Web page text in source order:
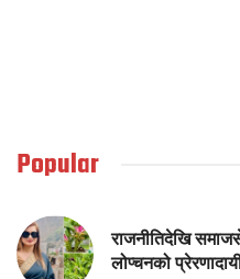
Popular
राजनीतिदेखि
लोप्चनको